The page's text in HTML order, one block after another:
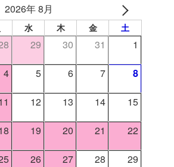
2026年 8月
水 木 金 土
29 30 31 1
4 5 6 7 8
12 13 14 15
19 20 21 22
26 27 28 29